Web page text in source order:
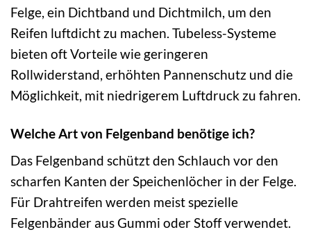
Felge, ein Dichtband und Dichtmilch, um den
Reifen luftdicht zu machen. Tubeless-Systeme
bieten oft Vorteile wie geringeren
Rollwiderstand, erhöhten Pannenschutz und die
Möglichkeit, mit niedrigerem Luftdruck zu fahren.
Welche Art von Felgenband benötige ich?
Das Felgenband schützt den Schlauch vor den
scharfen Kanten der Speichenlöcher in der Felge.
Für Drahtreifen werden meist spezielle
Felgenbänder aus Gummi oder Stoff verwendet.